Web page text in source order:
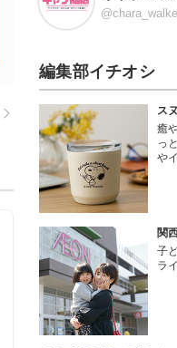
編集部イチオシ
ス
癒
っ
や
関
子
ラ